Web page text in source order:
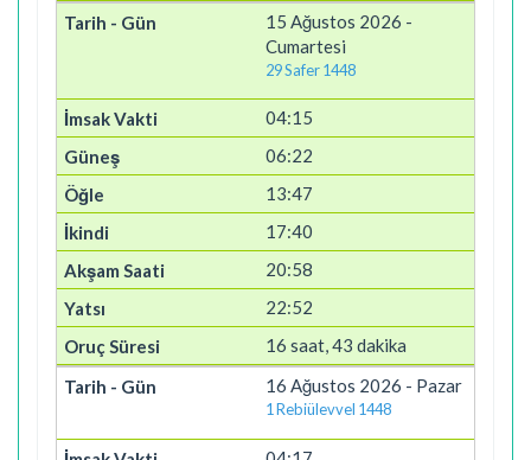
15 Ağustos 2026 -
Cumartesi
29 Safer 1448
04:15
06:22
13:47
17:40
20:58
22:52
16 saat, 43 dakika
16 Ağustos 2026 - Pazar
1 Rebiülevvel 1448